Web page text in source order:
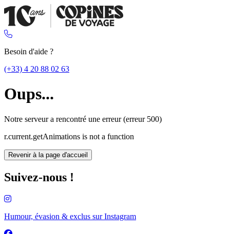
Besoin d'aide ?
(+33) 4 20 88 02 63
Oups...
Notre serveur a rencontré une erreur (erreur 500)
r.current.getAnimations is not a function
Revenir à la page d'accueil
Suivez-nous !
Humour, évasion & exclus surInstagram